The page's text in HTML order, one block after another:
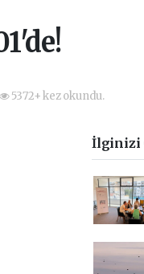
5372+ kez okundu.
İlginizi